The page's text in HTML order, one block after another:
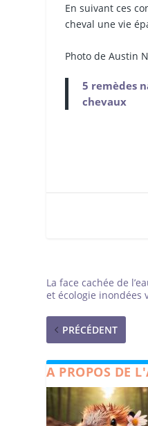
En suivant ces
cheval une vie
Photo de Austin
5 remèdes
chevaux
La face cachée de
et écologie inondées
PRÉCÉDENT
A PROPOS DE